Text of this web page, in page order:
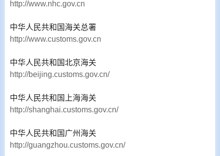
http://www.nhc.gov.cn
中华人民共和国海关总署
http://www.customs.gov.cn
中华人民共和国北京海关
http://beijing.customs.gov.cn/
中华人民共和国上海海关
http://shanghai.customs.gov.cn/
中华人民共和国广州海关
http://guangzhou.customs.gov.cn/